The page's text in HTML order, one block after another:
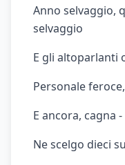
Anno selvaggio,
selvaggio
E gli altoparlanti
Personale
E ancora, cagna
Ne scelgo dieci